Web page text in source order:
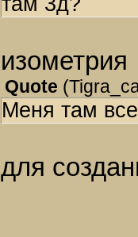
изометрия
Quote (
Меня там
для